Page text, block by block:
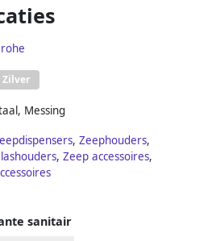
Zilver
, Messing
, Zeephouders,
, Zeep accessoires,
sanitair